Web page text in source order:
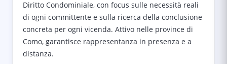
Diritto Condominiale, con focus sulle necessità reali
di ogni committente e sulla ricerca della conclusione
concreta per ogni vicenda. Attivo nelle province di
Como, garantisce rappresentanza in presenza e a
distanza.